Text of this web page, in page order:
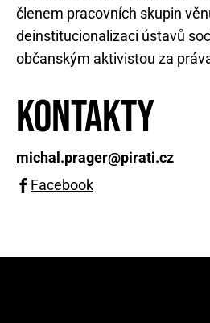
členem pracovních skupin
deinstitucionalizaci ústavů
občanským aktivistou za
Kontakty
michal.prager@pirati.cz
Facebook